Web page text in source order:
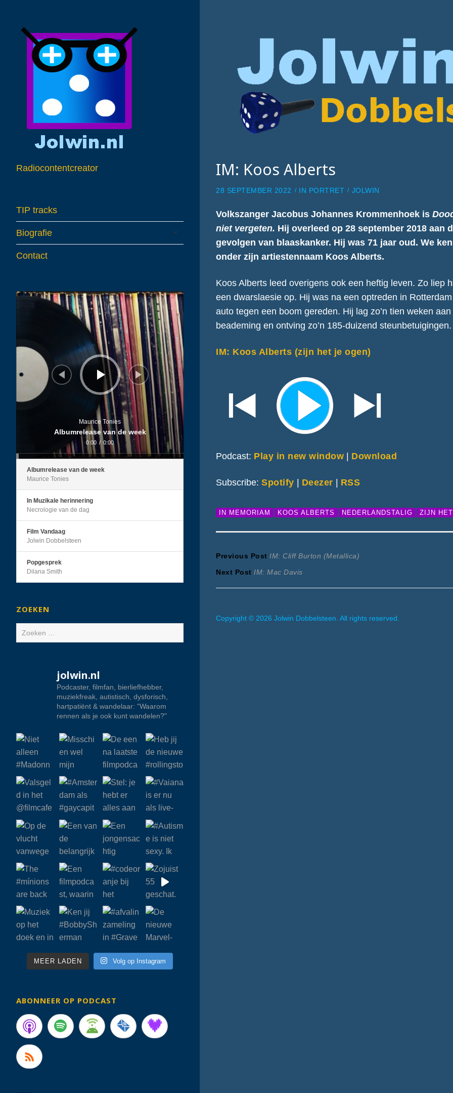
Radiocontentcreator
TIP tracks
Biografie
child
menu
Contact
Audiospeler
Maurice Tonies
Albumrelease van de week
0:00 / 0:00
Albumrelease van de week
Maurice Tonies
In Muzikale herinnering
Necrologie van de dag
Film Vandaag
Jolwin Dobbelsteen
Popgesprek
Dilana Smith
ZOEKEN
Zoeken
naar:
jolwin.nl
Podcaster, filmfan, bierliefhebber,
muziekfreak, autistisch, dysforisch,
hartpatiënt & wandelaar: "Waarom
rennen als je ook kunt wandelen?"
MEER LADEN Volg op Instagram
ABONNEER OP PODCAST
IM: Koos Alberts
28 SEPTEMBER 2022 IN PORTRET JOLWIN
Volkszanger Jacobus Johannes Krommenhoek is
niet vergeten. Hij overleed op 28 september 2018 aan
gevolgen van blaaskanker. Hij was 71 jaar oud. We
onder zijn artiestennaam Koos Alberts.
Koos Alberts leed overigens ook een heftig leven. Zo liep
een dwarslaesie op. Hij was na een optreden in
auto tegen een boom gereden. Hij lag zo’n tien weken aan
beademing en ontving zo’n 185-duizend steunbetuigingen.
IM: Koos Alberts (zijn het je ogen)
Podcast: Play in new window | Download
Subscribe:Spotify | Deezer | RSS
IN MEMORIAM KOOS ALBERTS NEDERLANDSTALIG ZIJN
Bericht
navigatie
Previous Post Previous
post:
IM: Cliff Burton (Metallica)
Next Post Next
post:
IM: Mac Davis
Copyright © 2026 Jolwin Dobbelsteen. All rights reserved.